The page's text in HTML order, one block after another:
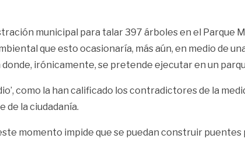
municipal para talar 397 árboles en el Parque
que esto ocasionaría, más aún, en medio de
irónicamente, se pretende ejecutar en un
como la han calificado los contradictores de la
de la ciudadanía.
momento impide que se puedan construir